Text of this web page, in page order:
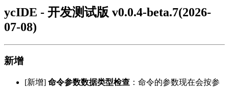
ycIDE - 开发测试版 v0.0.4-beta.7(2026-
07-08)
新增
[新增] 命令参数数据类型检查 ：命令的参数现在会按参